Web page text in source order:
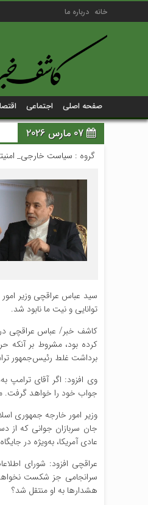
خانه درباره ما
صفحه اصلی اجتماعی
07 مارس 2026
گروه : سیاست خارجی_
سید عباس عراقچی وزیر
توانایی و نیت ما نابود شد.
کاشف خبر/ عباس عراقچی
کرده بود، مشروط بر آنکه
برداشت غلط رئیس‌جمهور
وی افزود: اگر آقای ترامپ
جواب خود را خواهد گرفت.
جان سربازان جوانی که از
عادی آمریکا، به‌ویژه در
سرانجامی جز شکست
هشدارها به او منتقل شد؟